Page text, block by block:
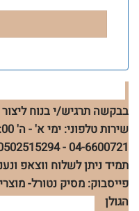
בבקשה תרגיש/י בנוח
שירות טלפוני: ימי א' - ה' 8:00-16:00
04-6600721 - 0502515294
תמיד ניתן לשלוח ווצאפ
פייסבוק: מסיק נטורל-
הגולן